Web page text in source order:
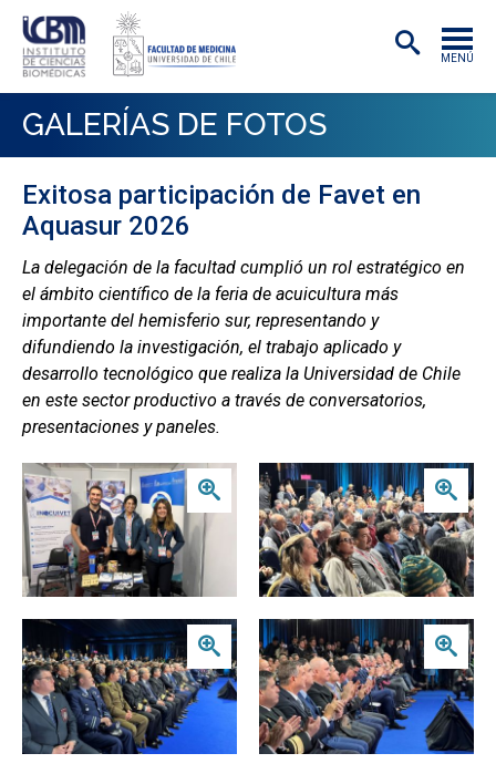
MENÚ
INSTITUTO
ACADÉMICAS/OS
INVESTIGACIÓN
POSTGRADO
PUBLICACIONES
EXTENSIÓN
GALERÍAS DE FOTOS
Exitosa participación de Favet en
Aquasur 2026
La delegación de la facultad cumplió un rol estratégico en
el ámbito científico de la feria de acuicultura más
importante del hemisferio sur, representando y
difundiendo la investigación, el trabajo aplicado y
desarrollo tecnológico que realiza la Universidad de Chile
en este sector productivo a través de conversatorios,
presentaciones y paneles.
Zoom Zoom
Zoom Zoom